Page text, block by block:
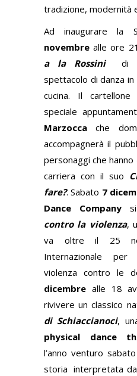
tradizione, modernità
Ad inaugurare la
novembre alle ore
a la Rossini
di
spettacolo di danza in
cucina. Il cartellone
speciale
Marzocca che
accompagnerà il
personaggi che
carriera con il suo
fare?. Sabato 7
Dance Companysi
contro la violenza,
va oltre il 25
Internazionale per
violenza contro le
dicembre alle 18
rivivere un classico
di Schiaccianoci,
physical dance
l’anno venturo sabato
storia interpretata da